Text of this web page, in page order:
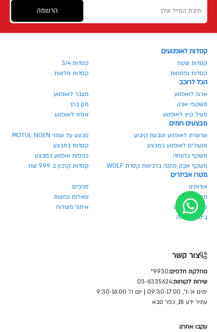
הרשמה
קסדות לאופנועים
קסדות שטח
קסדות 3/4
קסדות נפתחות
קסדות מלאות
הכל לרוכב
ארגז לאופנוע
מצבר לאופנוע
משקפי אבק
מגן ברך
מעיל קיץ לאופנוע
אגזוז לאופנוע
מבצעים חמים
שרשרת לאופנוע וטבעת קיבוע
מבצע על שמני MOTUL NGEN
מנעולים לאופנוע במבצע
קסדות במבצע
משקף בהנחה
כפפות אופנוע במבצע
משקף אבק מתנה ברכישת קסדת WOLF
קסדות קרבון ב 999 שח
מטרו אביזרים
אודותינו
סניפים
מגזין מטרו
שאלות נפוצות
מחירון חלפים
איתור משלוח
ביטול הזמנה
צור קשר
מחלקת חלפים:9930*
שירות לקוחות:03-6335624
ימים א'-ד', 09:30-17:00 | יום ה' 9:30-16:00
עתיר ידע 18, כפר סבא
עקבו אחרנו